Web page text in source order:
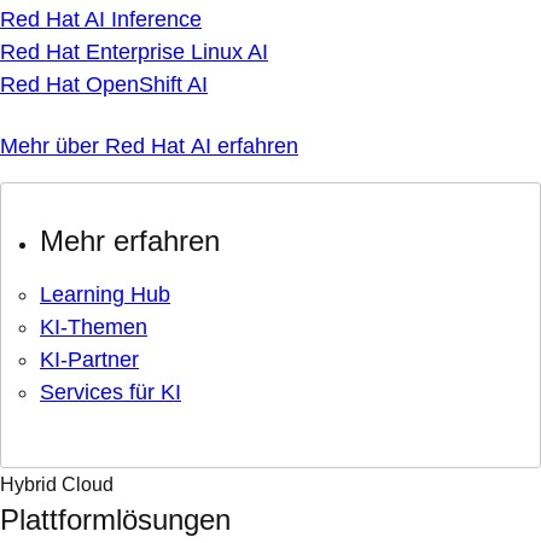
Red Hat AI Inference
Red Hat Enterprise Linux AI
Red Hat OpenShift AI
Mehr über Red Hat AI erfahren
Mehr erfahren
Learning Hub
KI-Themen
KI-Partner
Services für KI
Hybrid Cloud
Plattformlösungen